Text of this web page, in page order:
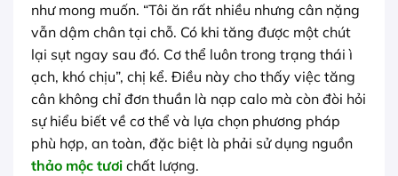
như mong muốn. “Tôi ăn rất nhiều nhưng cân nặng
vẫn dậm chân tại chỗ. Có khi tăng được một chút
lại sụt ngay sau đó. Cơ thể luôn trong trạng thái ì
ạch, khó chịu”, chị kể. Điều này cho thấy việc tăng
cân không chỉ đơn thuần là nạp calo mà còn đòi hỏi
sự hiểu biết về cơ thể và lựa chọn phương pháp
phù hợp, an toàn, đặc biệt là phải sử dụng nguồn
thảo mộc tươi chất lượng.